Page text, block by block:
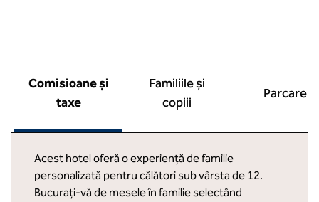
Comisioane și
taxe
Familiile și
copiii
Parcare
Acest hotel oferă o experiență de familie
personalizată pentru călători sub vârsta de 12.
Bucurați-vă de mesele în familie selectând